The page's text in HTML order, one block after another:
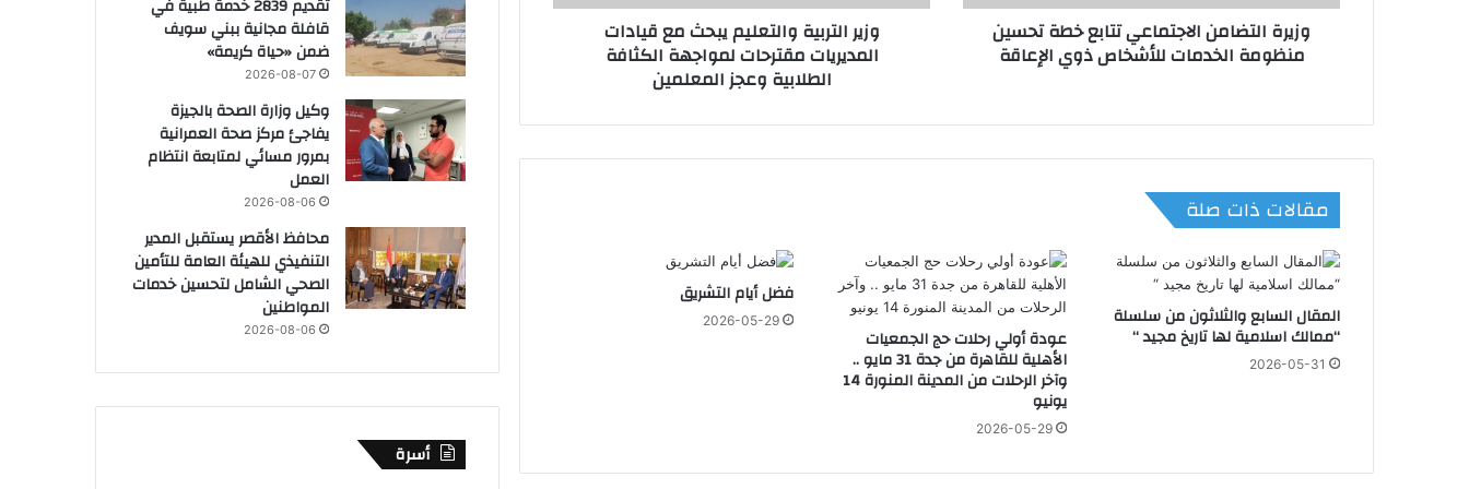
2026-07-30
المقال رقم 3 من سلسلة ” عيادة القلوب “
2026-07-28
2026-07-28
د. هاني عودة: الإمام الطيب أحيا الأروقة الأزهرية محليا وعالميا لحاجة الناس إلى التعليم الأزهري
ض
ل
ت
ع
ي
ت
ب
وزيرة التضامن الاجتماعي تتابع خطة تحسين
منظومة الخدمات للأشخاص ذوي الإعاقة
ب
ل
ي
ح
م
ع
وزير التربية والتعليم يبحث مع قيادات
المديريات مقترحات لمواجهة الكثافة
الطلابية وعجز المعلمين
مقالات ذات صلة
المقال السابع والثلاثون من سلسلة
“ممالك اسلامية لها تاريخ مجيد “
2026-05-31
عودة أولي رحلات حج الجمعيات
الأهلية للقاهرة من جدة 31 مايو ..
وآخر الرحلات من المدينة المنورة 14
يونيو
2026-05-29
فضل أيام التشريق
2026-05-29
تقديم 2839 خدمة طبية في
قافلة مجانية ببني سويف
ضمن «حياة كريمة»
2026-08-07
وكيل وزارة الصحة بالجيزة
يفاجئ مركز صحة العمرانية
بمرور مسائي لمتابعة انتظام
العمل
2026-08-06
محافظ الأقصر يستقبل المدير
التنفيذي للهيئة العامة للتأمين
الصحي الشامل لتحسين خدمات
المواطنين
2026-08-06
أسرة